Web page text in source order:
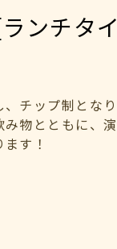
ンチタ
、チップ制とな
物とともに、
す！